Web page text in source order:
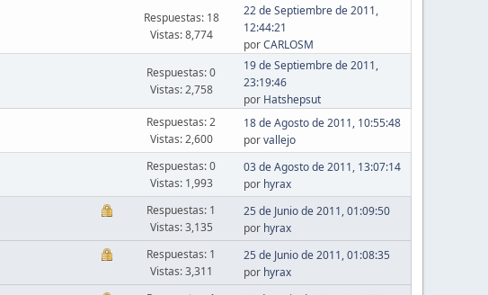
Respuestas: 18
Vistas: 8,774
22 de Septiembre de 2011,
12:44:21
porCARLOSM
Respuestas: 0
Vistas: 2,758
19 de Septiembre de 2011,
23:19:46
por Hatshepsut
Respuestas: 2
Vistas: 2,600
18 de Agosto de 2011, 10:55:48
porvallejo
Respuestas: 0
Vistas: 1,993
03 de Agosto de 2011, 13:07:14
por hyrax
Respuestas: 1
Vistas: 3,135
25 de Junio de 2011, 01:09:50
por hyrax
Respuestas: 1
Vistas: 3,311
25 de Junio de 2011, 01:08:35
por hyrax